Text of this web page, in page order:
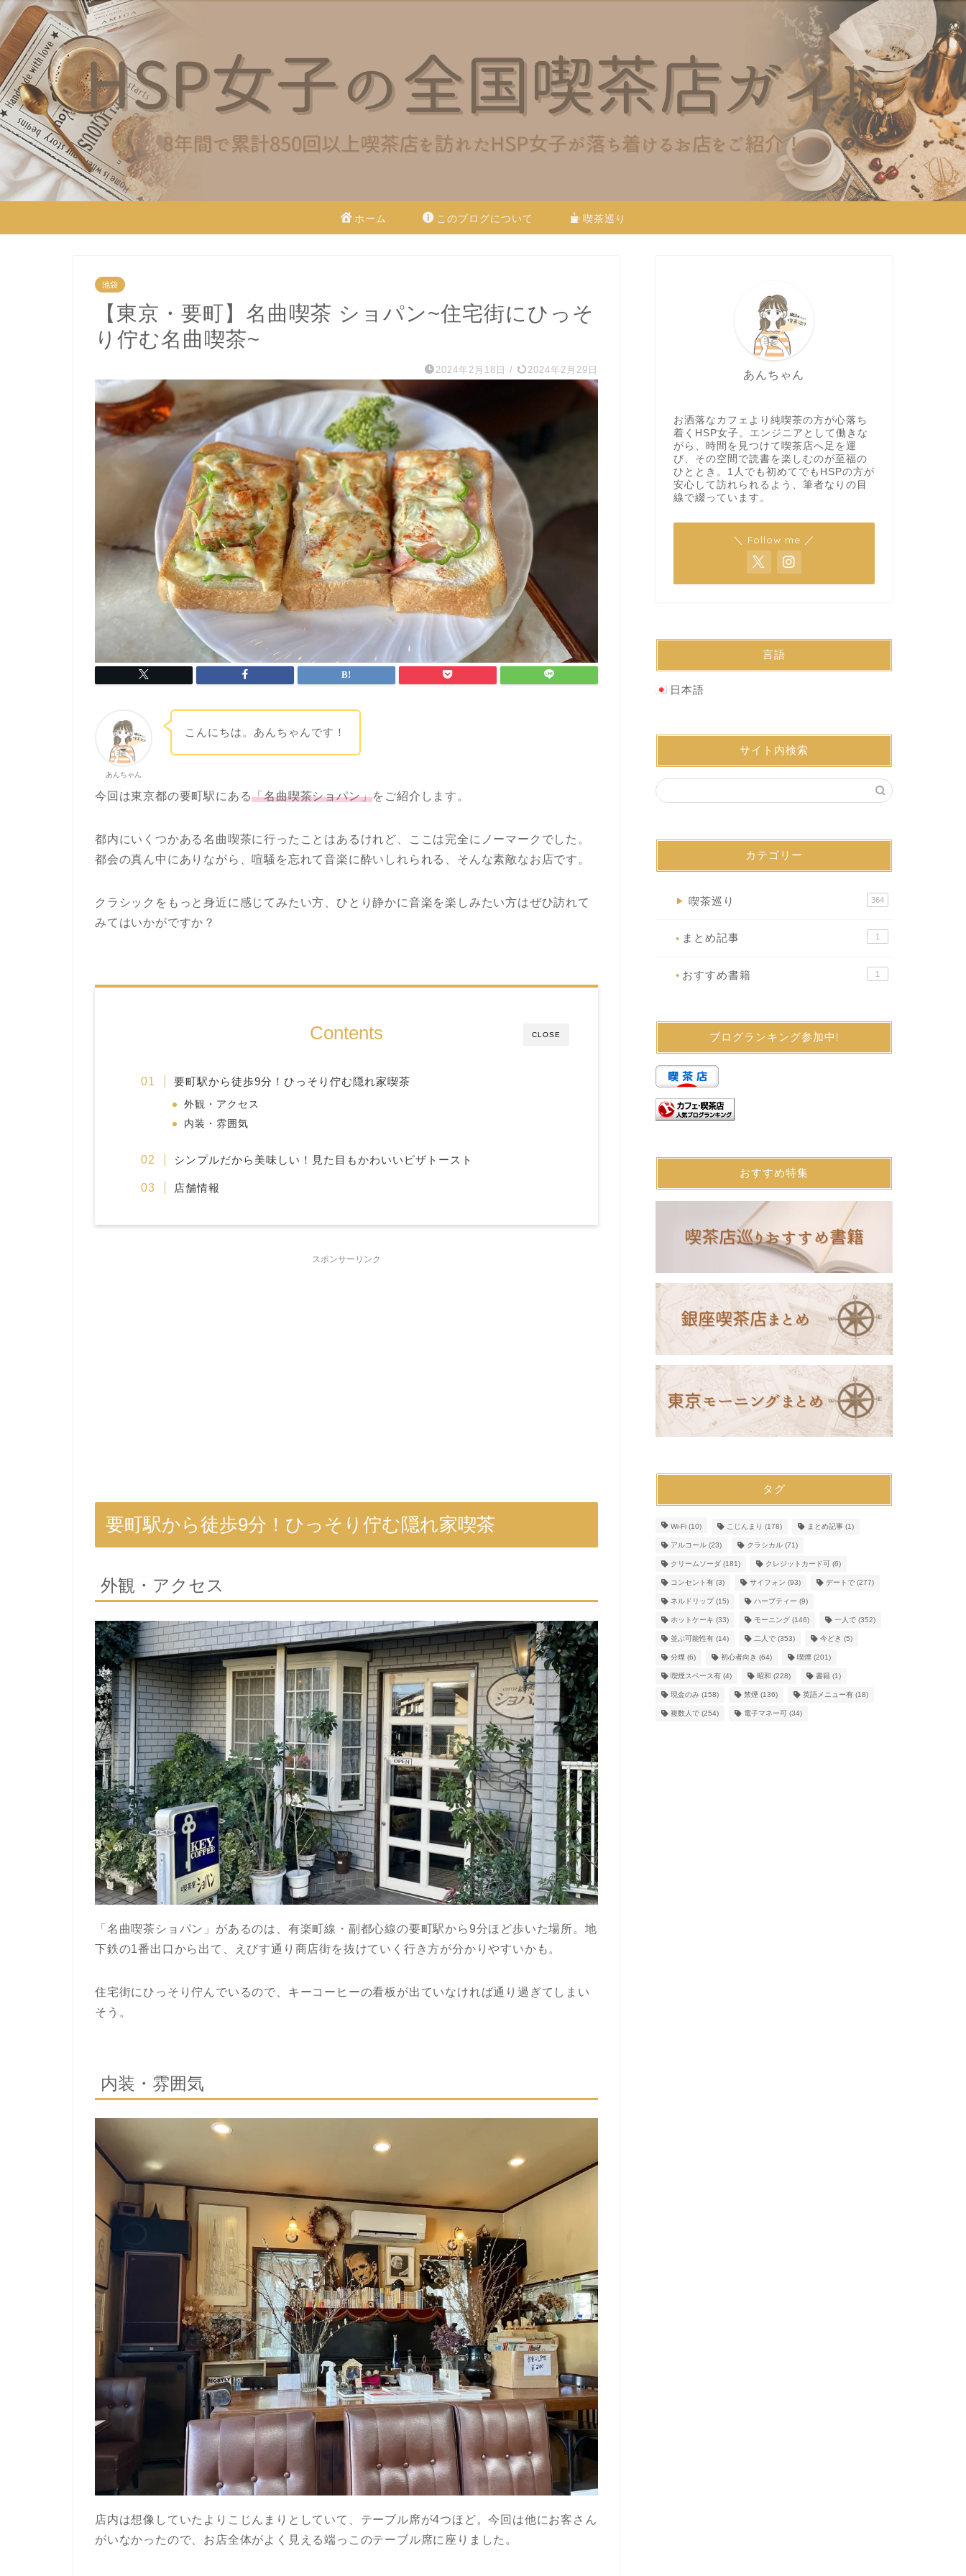
ホーム このブログについて 喫茶巡り
池袋
【東京・要町】名曲喫茶 ショパン~住宅街にひっそ
り佇む名曲喫茶~
2024年2月18日 / 2024年2月29日
あんちゃん
こんにちは。あんちゃんです！
今回は東京都の要町駅にある「名曲喫茶ショパン」をご紹介します。
都内にいくつかある名曲喫茶に行ったことはあるけれど、ここは完全にノーマークでした。
都会の真ん中にありながら、喧騒を忘れて音楽に酔いしれられる、そんな素敵なお店です。
クラシックをもっと身近に感じてみたい方、ひとり静かに音楽を楽しみたい方はぜひ訪れて
みてはいかがですか？
CLOSE
Contents
要町駅から徒歩9分！ひっそり佇む隠れ家喫茶
外観・アクセス
内装・雰囲気
シンプルだから美味しい！見た目もかわいいピザトースト
店舗情報
スポンサーリンク
要町駅から徒歩9分！ひっそり佇む隠れ家喫茶
外観・アクセス
「名曲喫茶ショパン」があるのは、有楽町線・副都心線の要町駅から9分ほど歩いた場所。地
下鉄の1番出口から出て、えびす通り商店街を抜けていく行き方が分かりやすいかも。
住宅街にひっそり佇んでいるので、キーコーヒーの看板が出ていなければ通り過ぎてしまい
そう。
内装・雰囲気
店内は想像していたよりこじんまりとしていて、テーブル席が4つほど。今回は他にお客さん
がいなかったので、お店全体がよく見える端っこのテーブル席に座りました。
あんちゃん
お洒落なカフェより純喫茶の方が心落ち
着くHSP女子。エンジニアとして働きな
がら、時間を見つけて喫茶店へ足を運
び、その空間で読書を楽しむのが至福の
ひととき。1人でも初めてでもHSPの方が
安心して訪れられるよう、筆者なりの目
線で綴っています。
＼ Follow me ／
言語
日本語
サイト内検索
カテゴリー
▶ 喫茶巡り 364
● まとめ記事 1
● おすすめ書籍 1
ブログランキング参加中!
おすすめ特集
タグ
Wi-Fi(10) こじんまり (178) まとめ記事(1)
アルコール(23) クラシカル(71)
クリームソーダ(181) クレジットカード可(6)
コンセント有(3) サイフォン (93) デートで(277)
ネルドリップ(15) ハーブティー (9)
ホットケーキ (33) モーニング(146) 一人で(352)
並ぶ可能性有(14) 二人で(353) 今どき (5)
分煙(6) 初心者向き (64) 喫煙(201)
喫煙スペース有(4) 昭和 (228) 書籍(1)
現金のみ(158) 禁煙(136) 英語メニュー有(18)
複数人で(254) 電子マネー可(34)